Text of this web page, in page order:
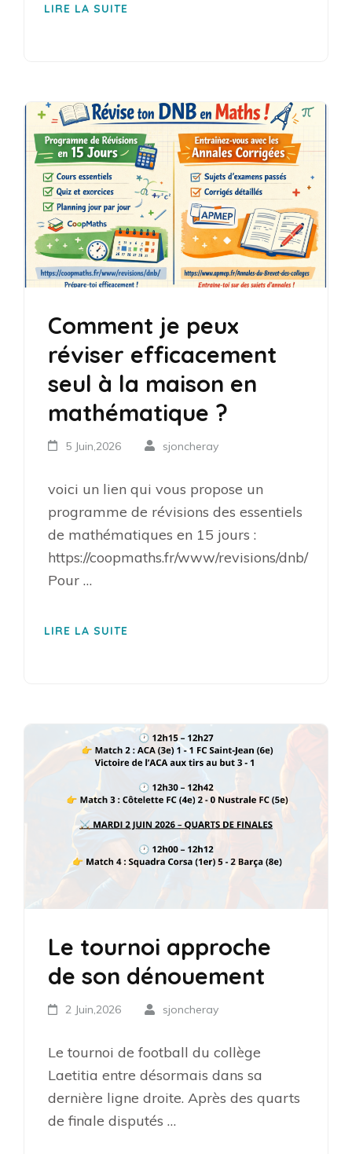
LIRE LA SUITE
Comment je peux
réviser efficacement
seul à la maison en
mathématique ?
5 Juin,2026 sjoncheray
voici un lien qui vous propose un
programme de révisions des essentiels
de mathématiques en 15 jours :
https://coopmaths.fr/www/revisions/dnb/
Pour …
LIRE LA SUITE
Le tournoi approche
de son dénouement
2 Juin,2026 sjoncheray
Le tournoi de football du collège
Laetitia entre désormais dans sa
dernière ligne droite. Après des quarts
de finale disputés …